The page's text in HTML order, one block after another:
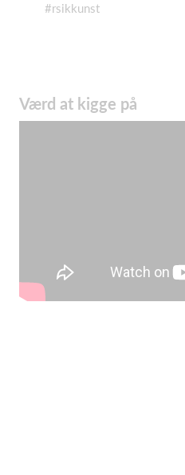
#rsikkunst
Værd at kigge på